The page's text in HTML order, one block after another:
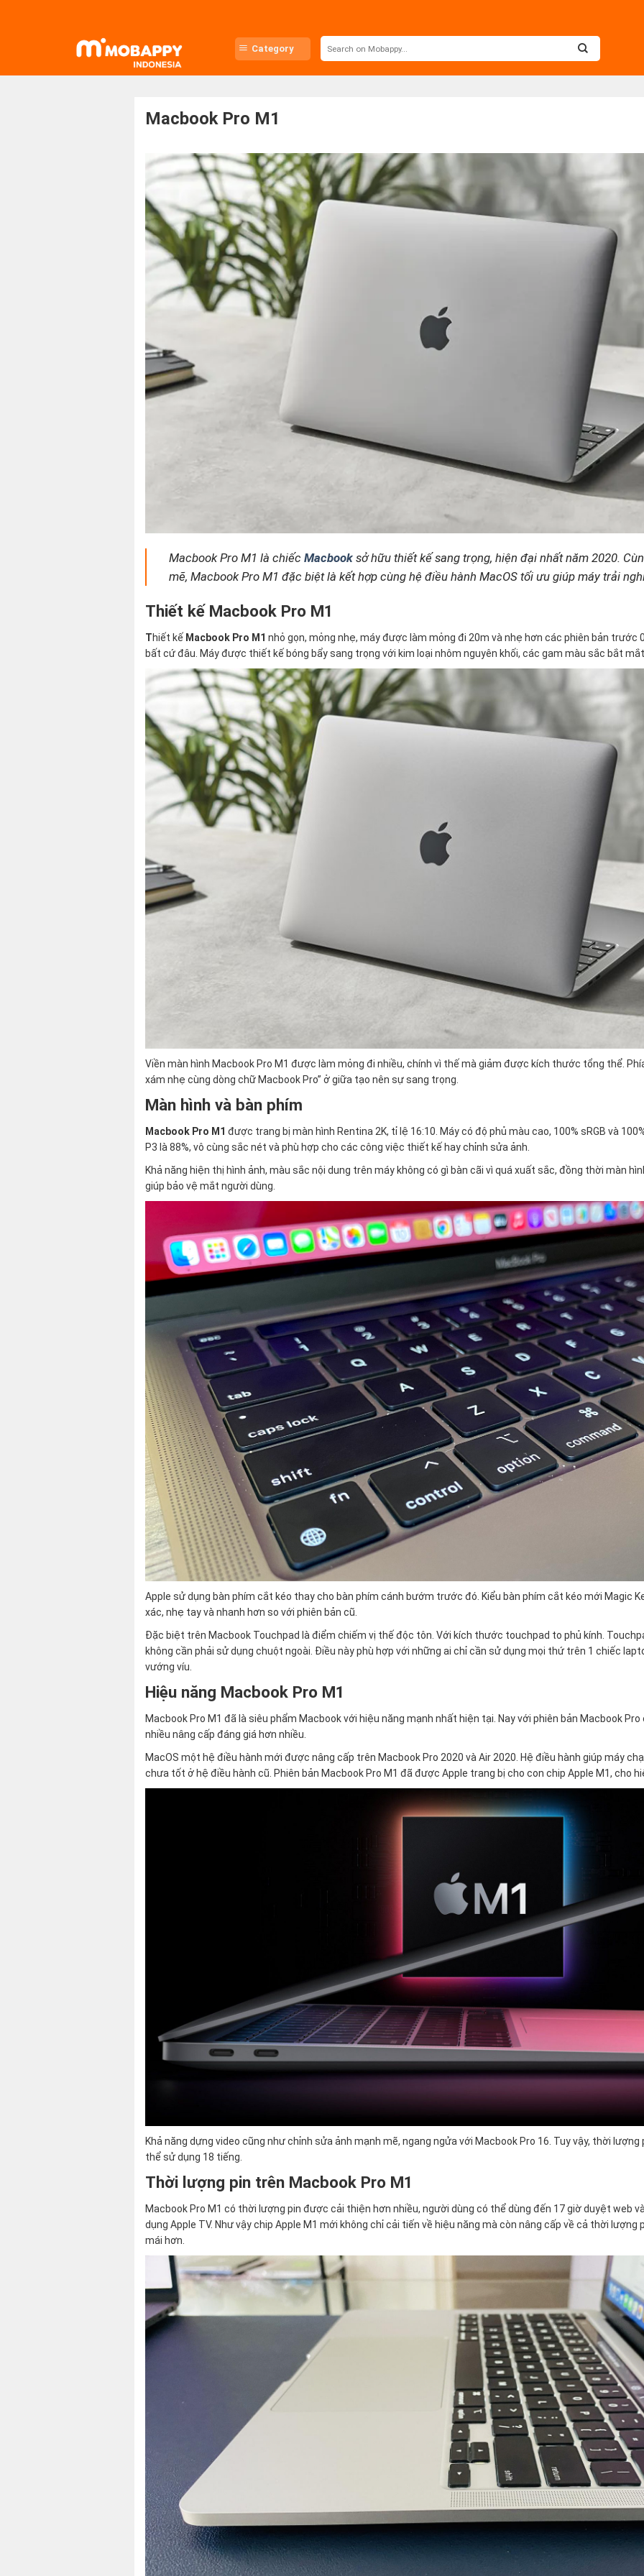
Category
Macbook Pro M1
Macbook Pro M1 là chiếcMacbook sở hữu thiết kế sang trọng, hiện đại nhất năm 2020.
mẽ, Macbook Pro M1 đặc biệt là kết hợp cùng hệ điều hành MacOS tối ưu giúp máy trải
Thiết kế Macbook Pro M1
Thiết kế Macbook Pro M1 nhỏ gọn, mỏng nhẹ, máy được làm mỏng đi 20m và nhẹ hơn các phiên bản trước
bất cứ đâu. Máy được thiết kế bóng bẩy sang trọng với kim loại nhôm nguyên khối, các gam màu sắc bắt
Viền màn hình Macbook Pro M1 được làm mỏng đi nhiều, chính vì thế mà giảm được kích thước tổng thể.
xám nhẹ cùng dòng chữ Macbook Pro” ở giữa tạo nên sự sang trọng.
Màn hình và bàn phím
Macbook Pro M1 được trang bị màn hình Rentina 2K, tỉ lệ 16:10. Máy có độ phủ màu cao, 100% sRGB và
P3 là 88%, vô cùng sắc nét và phù hợp cho các công việc thiết kế hay chỉnh sửa ảnh.
Khả năng hiện thị hình ảnh, màu sắc nội dung trên máy không có gì bàn cãi vì quá xuất sắc, đồng thời màn
giúp bảo vệ mắt người dùng.
Apple sử dụng bàn phím cắt kéo thay cho bàn phím cánh bướm trước đó. Kiểu bàn phím cắt kéo mới Magic
xác, nhẹ tay và nhanh hơn so với phiên bản cũ.
Đặc biệt trên Macbook Touchpad là điểm chiếm vị thế độc tôn. Với kích thước touchpad to phủ kính.
không cần phải sử dụng chuột ngoài. Điều này phù hợp với những ai chỉ cần sử dụng mọi thứ trên 1 chiếc
vướng víu.
Hiệu năng Macbook Pro M1
Macbook Pro M1 đã là siêu phẩm Macbook với hiệu năng mạnh nhất hiện tại. Nay với phiên bản Macbook
nhiều nâng cấp đáng giá hơn nhiều.
MacOS một hệ điều hành mới được nâng cấp trên Macbook Pro 2020 và Air 2020. Hệ điều hành giúp máy
chưa tốt ở hệ điều hành cũ. Phiên bản Macbook Pro M1 đã được Apple trang bị cho con chip Apple M1, cho
Khả năng dựng video cũng như chỉnh sửa ảnh mạnh mẽ, ngang ngửa với Macbook Pro 16. Tuy vậy, thời
thể sử dụng 18 tiếng.
Thời lượng pin trên Macbook Pro M1
Macbook Pro M1 có thời lượng pin được cải thiện hơn nhiều, người dùng có thể dùng đến 17 giờ duyệt web
dụng Apple TV. Như vậy chip Apple M1 mới không chỉ cải tiến về hiệu năng mà còn nâng cấp về cả thời
mái hơn.